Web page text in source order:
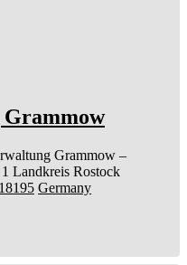
Grammow
Grammow –
Landkreis Rostock
18195 Germany